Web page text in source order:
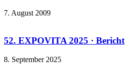
7. August 2009
52. EXPOVITA 2025 · Bericht
8. September 2025